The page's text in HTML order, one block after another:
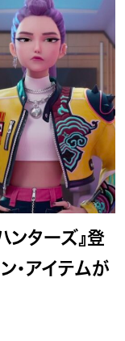
ンターズ』登
・アイテムが